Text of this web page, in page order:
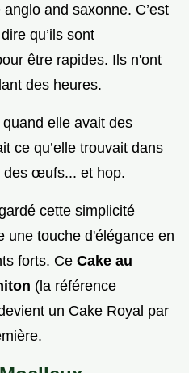
and saxonne. C’est
qu’ils sont
être rapides. Ils n'ont
des heures.
elle avait des
ce qu’elle trouvait dans
des œufs... et hop.
cette simplicité
une touche d'élégance en
forts. Ce Cake au
(la référence
un Cake Royal par